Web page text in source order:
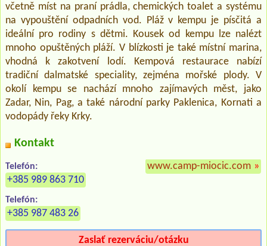
včetně míst na praní prádla, chemických toalet a systému
na vypouštění odpadních vod. Pláž v kempu je písčitá a
ideální pro rodiny s dětmi. Kousek od kempu lze nalézt
mnoho opuštěných pláží. V blízkosti je také místní marina,
vhodná k zakotvení lodí. Kempová restaurace nabízí
tradiční dalmatské speciality, zejména mořské plody. V
okolí kempu se nachází mnoho zajímavých měst, jako
Zadar, Nin, Pag, a také národní parky Paklenica, Kornati a
vodopády řeky Krky.
Kontakt
Telefón:
+385 989 863 710
Telefón:
+385 987 483 26
www.camp-miocic.com »
Zaslať rezerváciu/otázku